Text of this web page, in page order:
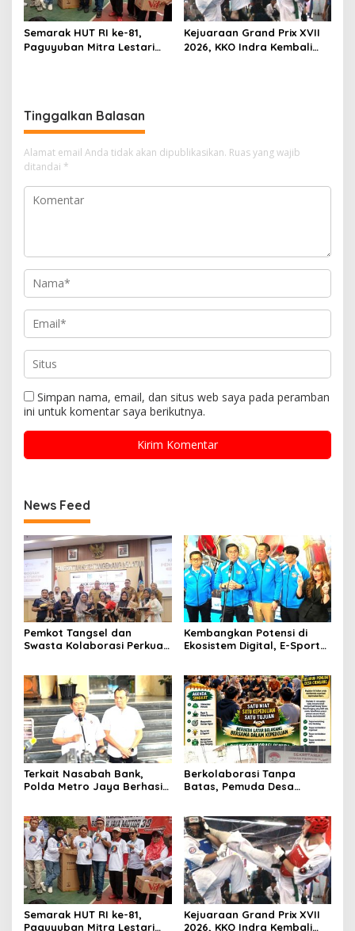
Semarak HUT RI ke-81,
Paguyuban Mitra Lestari
Kejuaraan Grand Prix XVII
2026, KKO Indra Kembali
Tinggalkan Balasan
Alamat email Anda tidak akan dipublikasikan. Ruas yang wajib
ditandai *
Simpan nama, email, dan situs web saya pada peramban
ini untuk komentar saya berikutnya.
News Feed
Pemkot Tangsel dan
Swasta Kolaborasi Perkuat
Kembangkan Potensi di
Ekosistem Digital, E-Sports
Terkait Nasabah Bank,
Polda Metro Jaya Berhasil
Berkolaborasi Tanpa
Batas, Pemuda Desa
Desa
Semarak HUT RI ke-81,
Paguyuban Mitra Lestari
Kejuaraan Grand Prix XVII
2026, KKO Indra Kembali